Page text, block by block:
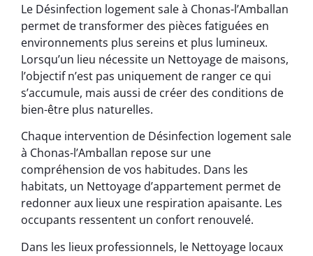
Le Désinfection logement sale à Chonas-l’Amballan
permet de transformer des pièces fatiguées en
environnements plus sereins et plus lumineux.
Lorsqu’un lieu nécessite un Nettoyage de maisons,
l’objectif n’est pas uniquement de ranger ce qui
s’accumule, mais aussi de créer des conditions de
bien-être plus naturelles.
Chaque intervention de Désinfection logement sale
à Chonas-l’Amballan repose sur une
compréhension de vos habitudes. Dans les
habitats, un Nettoyage d’appartement permet de
redonner aux lieux une respiration apaisante. Les
occupants ressentent un confort renouvelé.
Dans les lieux professionnels, le Nettoyage locaux